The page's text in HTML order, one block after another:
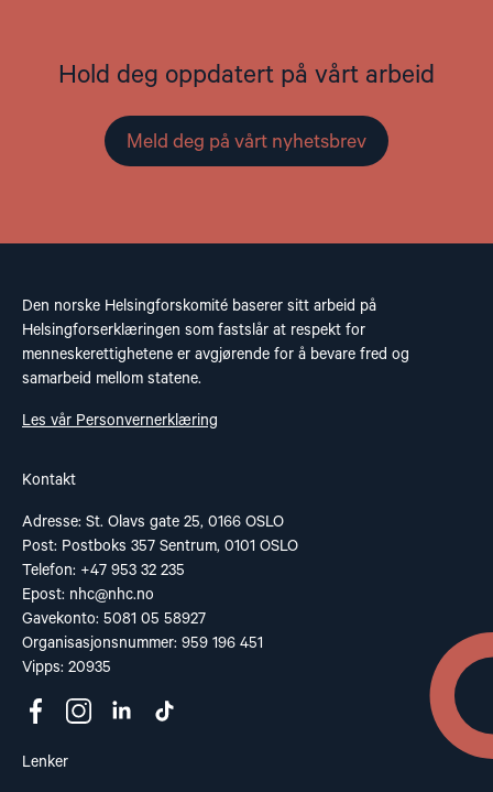
Hold deg oppdatert på vårt arbeid
Meld deg på vårt nyhetsbrev
Den norske Helsingforskomité baserer sitt arbeid på
Helsingforserklæringen som fastslår at respekt for
menneskerettighetene er avgjørende for å bevare fred og
samarbeid mellom statene.
Les vår Personvernerklæring
Kontakt
Adresse: St. Olavs gate 25, 0166 OSLO
Post: Postboks 357 Sentrum, 0101 OSLO
Telefon: +47 953 32 235
Epost: nhc@nhc.no
Gavekonto: 5081 05 58927
Organisasjonsnummer: 959 196 451
Vipps: 20935
Lenker